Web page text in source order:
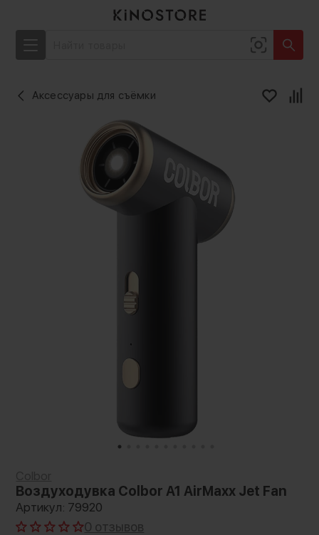
Аксессуары для съёмки
Воздуходувка Colbor A1 AirMaxx Jet Fan
Артикул: 79920
0 отзывов